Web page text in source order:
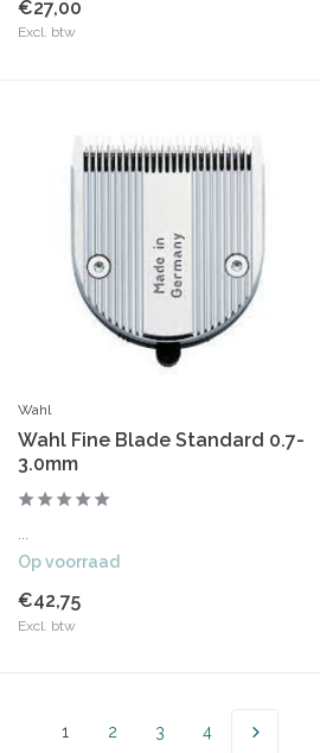
€27,00
Excl. btw
Wahl
Wahl Fine Blade Standard 0.7-
3.0mm
Op voorraad
€42,75
Excl. btw
1 2 3 4